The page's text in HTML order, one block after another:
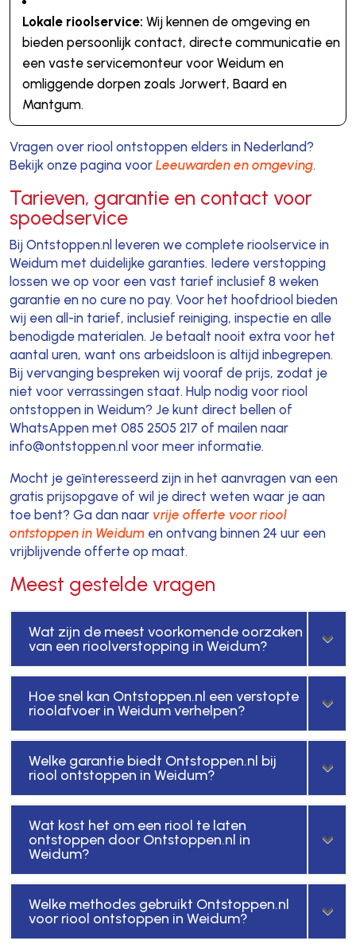
Lokale rioolservice: Wij kennen de omgeving en
bieden persoonlijk contact, directe communicatie en
een vaste servicemonteur voor Weidum en
omliggende dorpen zoals Jorwert, Baard en
Mantgum.
Vragen over riool ontstoppen elders in Nederland?
Bekijk onze pagina voor Leeuwarden en omgeving.
Tarieven, garantie en contact voor
spoedservice
Bij Ontstoppen.nl leveren we complete rioolservice in
Weidum met duidelijke garanties. Iedere verstopping
lossen we op voor een vast tarief inclusief 8 weken
garantie en no cure no pay. Voor het hoofdriool bieden
wij een all-in tarief, inclusief reiniging, inspectie en alle
benodigde materialen. Je betaalt nooit extra voor het
aantal uren, want ons arbeidsloon is altijd inbegrepen.
Bij vervanging bespreken wij vooraf de prijs, zodat je
niet voor verrassingen staat. Hulp nodig voor riool
ontstoppen in Weidum? Je kunt direct bellen of
WhatsAppen met 085 2505 217 of mailen naar
info@ontstoppen.nl voor meer informatie.
Mocht je geïnteresseerd zijn in het aanvragen van een
gratis prijsopgave of wil je direct weten waar je aan
toe bent? Ga dan naar vrije offerte voor riool
ontstoppen in Weidumen ontvang binnen 24 uur een
vrijblijvende offerte op maat.
Meest gestelde vragen
Wat zijn de meest voorkomende oorzaken
van een rioolverstopping in Weidum?
Hoe snel kan Ontstoppen.nl een verstopte
rioolafvoer in Weidum verhelpen?
Welke garantie biedt Ontstoppen.nl bij
riool ontstoppen in Weidum?
Wat kost het om een riool te laten
ontstoppen door Ontstoppen.nl in
Weidum?
Welke methodes gebruikt Ontstoppen.nl
voor riool ontstoppen in Weidum?